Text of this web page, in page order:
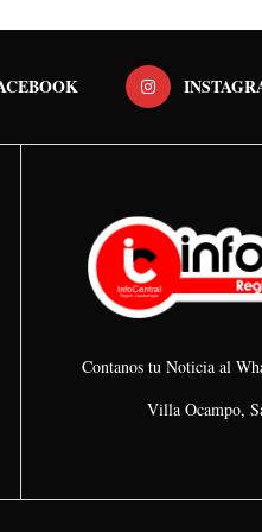
Contanos tu Noticia al
Villa Ocampo,